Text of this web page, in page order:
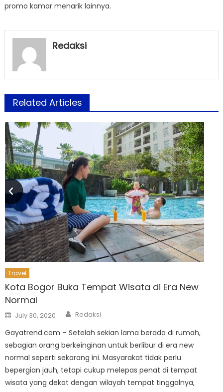
promo kamar menarik lainnya.
Redaksi
Related Articles
Travel
Kota Bogor Buka Tempat Wisata di Era New
Normal
Posted
on
July 30, 2020 Author
Redaksi
Gayatrend.com – Setelah sekian lama berada di rumah,
sebagian orang berkeinginan untuk berlibur di era new
normal seperti sekarang ini. Masyarakat tidak perlu
bepergian jauh, tetapi cukup melepas penat di tempat
wisata yang dekat dengan wilayah tempat tinggalnya,